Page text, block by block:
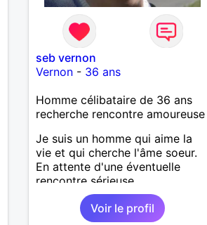
seb vernon
Vernon- 36 ans
Homme célibataire de 36 ans
recherche rencontre amoureuse
Je suis un homme qui aime la
vie et qui cherche l'âme soeur.
En attente d'une éventuelle
rencontre sérieuse.
Voir le profil